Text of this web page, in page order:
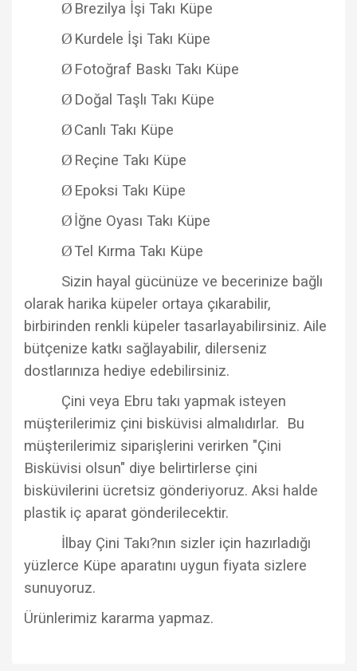
Ø Brezilya İşi Takı Küpe
Ø Kurdele İşi Takı Küpe
Ø Fotoğraf Baskı Takı Küpe
Ø Doğal Taşlı Takı Küpe
ØCanlı Takı Küpe
Ø Reçine Takı Küpe
Ø Epoksi Takı Küpe
Øİğne Oyası Takı Küpe
ØTel Kırma Takı Küpe
Sizin hayal gücünüze ve becerinize bağlı
olarak harika küpeler ortaya çıkarabilir,
birbirinden renkli küpeler tasarlayabilirsiniz. Aile
bütçenize katkı sağlayabilir, dilerseniz
dostlarınıza hediye edebilirsiniz.
Çini veya Ebru takı yapmak isteyen
müşterilerimiz çini bisküvisi almalıdırlar. Bu
müşterilerimiz siparişlerini verirken "Çini
Bisküvisi olsun" diye belirtirlerse çini
bisküvilerini ücretsiz gönderiyoruz. Aksi halde
plastik iç aparat gönderilecektir.
İlbay Çini Takı?nın sizler için hazırladığı
yüzlerce Küpe aparatını uygun fiyata sizlere
sunuyoruz.
Ürünlerimiz kararma yapmaz.